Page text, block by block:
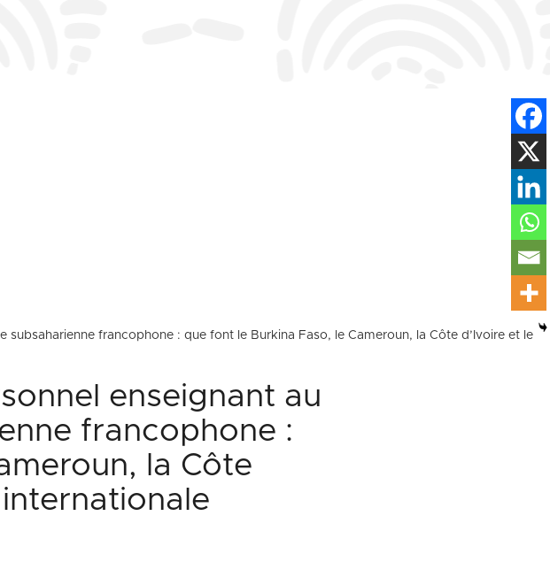
francophone : que font le Burkina Faso, le Cameroun, la Côte d’Ivoire et le
enseignant au
francophone :
la Côte
internationale